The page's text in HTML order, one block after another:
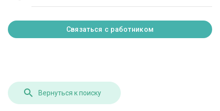
Связаться с работником
Вернуться к поиску